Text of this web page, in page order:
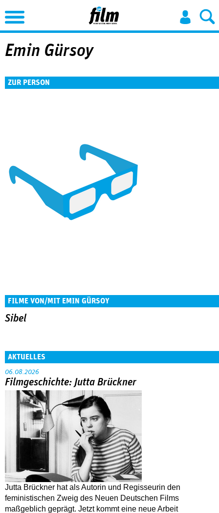
Jump to Navigation
Emin Gürsoy
ZUR PERSON
FILME VON/MIT EMIN GÜRSOY
Sibel
AKTUELLES
06.08.2026
Filmgeschichte: Jutta Brückner
Jutta Brückner hat als Autorin und Regisseurin den
feministischen Zweig des Neuen Deutschen Films
maßgeblich geprägt. Jetzt kommt eine neue Arbeit